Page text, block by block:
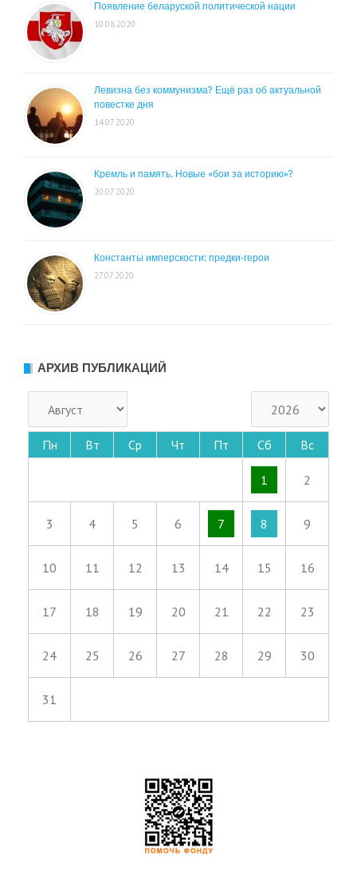
Появление беларуской политической нации
10.08.2020
Левизна без коммунизма? Ещё раз об актуальной
повестке дня
14.07.2020
Кремль и память. Новые «бои за историю»?
20.07.2020
Константы имперскости: предки-герои
27.07.2020
АРХИВ ПУБЛИКАЦИЙ
Пн Вт Ср Чт Пт Сб Вс
1 2
3 4 5 6 7 8 9
10 11 12 13 14 15 16
17 18 19 20 21 22 23
24 25 26 27 28 29 30
31